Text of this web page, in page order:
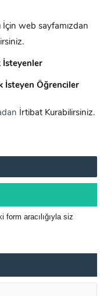
İçin web sayfamızdan
İsteyenler
İsteyen Öğrenciler
İrtibat Kurabilirsiniz.
form aracılığıyla siz